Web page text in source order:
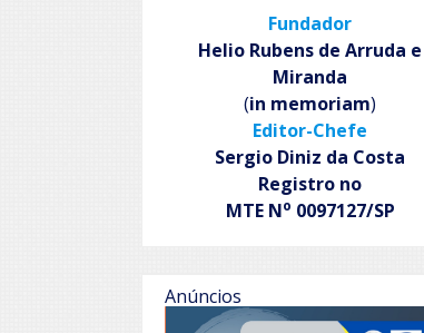
Fundador
Helio Rubens de Arruda e
Miranda
(in memoriam)
Editor-Chefe
Sergio Diniz da Costa
Registro no
MTE No 0097127/SP
Anúncios